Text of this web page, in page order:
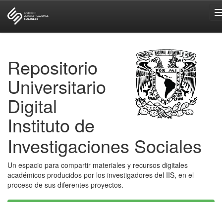
Repositorio
Universitario
Digital
Instituto de
Investigaciones Sociales
Un espacio para compartir materiales y recursos digitales
académicos producidos por los investigadores del IIS, en el
proceso de sus diferentes proyectos.